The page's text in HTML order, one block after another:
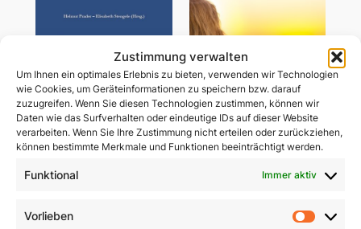
Zustimmung verwalten
Um Ihnen ein optimales Erlebnis zu bieten, verwenden wir Technologien
wie Cookies, um Geräteinformationen zu speichern bzw. darauf
zuzugreifen. Wenn Sie diesen Technologien zustimmen, können wir
Daten wie das Surfverhalten oder eindeutige IDs auf dieser Website
verarbeiten. Wenn Sie Ihre Zustimmung nicht erteilen oder zurückziehen,
können bestimmte Merkmale und Funktionen beeinträchtigt werden.
Funktional Immer aktiv
Vorlieben